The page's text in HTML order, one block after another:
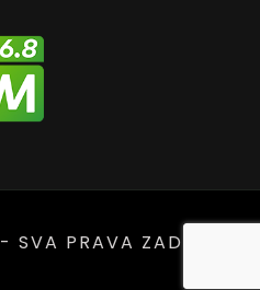
- SVA PRAVA ZADRŽANA.